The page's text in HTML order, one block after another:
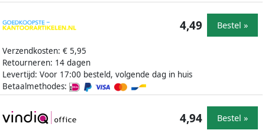
Verzendkosten: € 5,95
Retourneren: 14 dagen
Levertijd: Voor 17:00 besteld, volgende dag in huis
Betaalmethodes:
4,49 Bestel »
4,94 Bestel »